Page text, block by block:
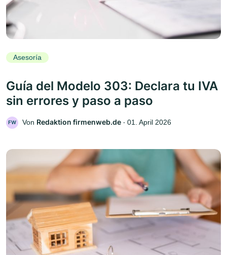
Asesoría
Guía del Modelo 303: Declara tu IVA
sin errores y paso a paso
FW Von Redaktion firmenweb.de ‧ 01. April 2026